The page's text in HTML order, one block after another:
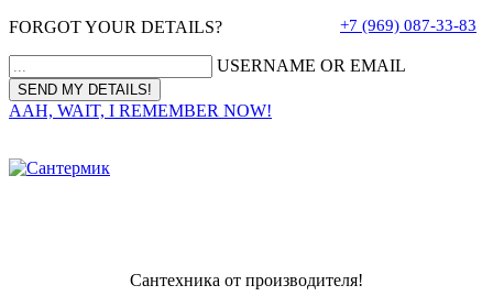
FORGOT YOUR DETAILS?
USERNAME OR EMAIL
AAH, WAIT, I REMEMBER NOW!
+7 (969) 087-33-83
Сантехника от производителя!